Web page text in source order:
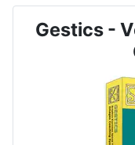
Gestics -